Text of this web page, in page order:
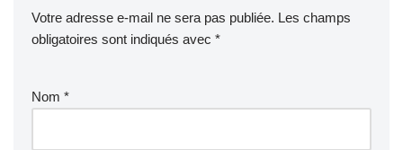
Votre adresse e-mail ne sera pas publiée. Les champs
obligatoires sont indiqués avec *
Nom *